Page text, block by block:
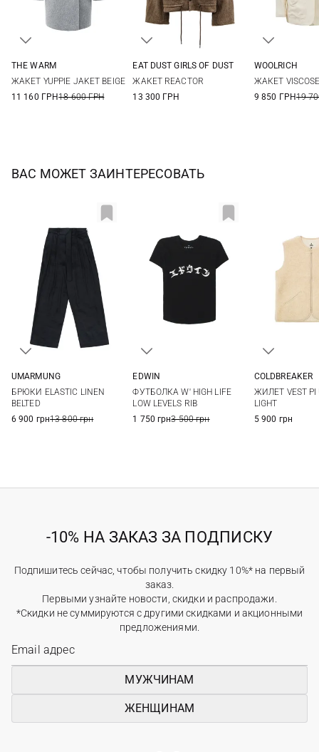
THE WARM
ЖАКЕТ YUPPIE JAKET BEIGE
11 160 ГРН18 600 ГРН
EAT DUST GIRLS OF DUST
ЖАКЕТ REACTOR
13 300 ГРН
WOOLRICH
ЖАКЕТ
9 850 ГРН19
ВАС МОЖЕТ ЗАИНТЕРЕСОВАТЬ
UMARMUNG
БРЮКИ ELASTIC LINEN
BELTED
6 900 грн13 800 грн
EDWIN
ФУТБОЛКА W' HIGH LIFE
LOW LEVELS RIB
1 750 грн3 500 грн
COLDBREAKER
ЖИЛЕТ VEST PI
LIGHT
5 900 грн
-10% НА ЗАКАЗ ЗА ПОДПИСКУ
Подпишитесь сейчас, чтобы получить скидку 10%* на первый
заказ.
Первыми узнайте новости, скидки и распродажи.
*Скидки не суммируются с другими скидками и акционными
предложениями.
МУЖЧИНАМ
ЖЕНЩИНАМ